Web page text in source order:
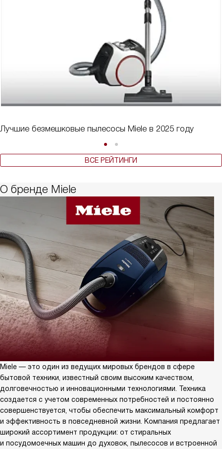
Лучшие безмешковые пылесосы Miele в 2025 году
ВСЕ РЕЙТИНГИ
О бренде Miele
Miele — это один из ведущих мировых брендов в сфере
бытовой техники, известный своим высоким качеством,
долговечностью и инновационными технологиями. Техника
создается с учетом современных потребностей и постоянно
совершенствуется, чтобы обеспечить максимальный комфорт
и эффективность в повседневной жизни. Компания предлагает
широкий ассортимент продукции: от стиральных
и посудомоечных машин до духовок, пылесосов и встроенной